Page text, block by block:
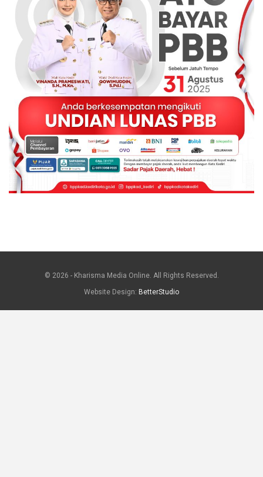
© 2026 - Kharisma Media Online. All Rights Reserved.
Website Design: BetterStudio